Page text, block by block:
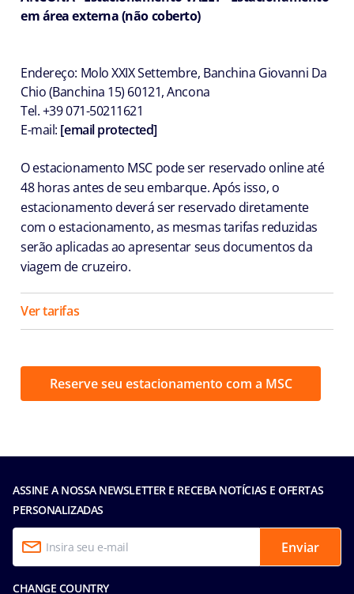
Reserve seu estacionamento com a MSC
em área externa (não coberto)
Endereço: Molo XXIX Settembre, Banchina Giovanni Da
Chio (Banchina 15) 60121, Ancona
Tel. +39 071-50211621
E-mail: [email protected]
O estacionamento MSC pode ser reservado online até
48 horas antes de seu embarque. Após isso, o
estacionamento deverá ser reservado diretamente
com o estacionamento, as mesmas tarifas reduzidas
serão aplicadas ao apresentar seus documentos da
viagem de cruzeiro.
Ver tarifas
ASSINE A NOSSA NEWSLETTER E RECEBA NOTÍCIAS E OFERTAS
PERSONALIZADAS
Enviar
CHANGE COUNTRY